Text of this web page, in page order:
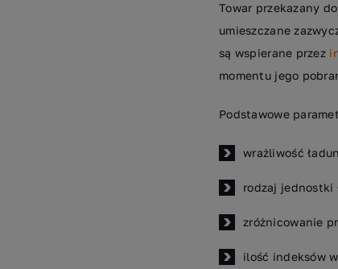
Towar przekazany
umieszczane
są wspierane przez
momentu jego
Podstawowe
wrażliwość
rodzaj jednostki
zróżnicowanie
ilość indeksów